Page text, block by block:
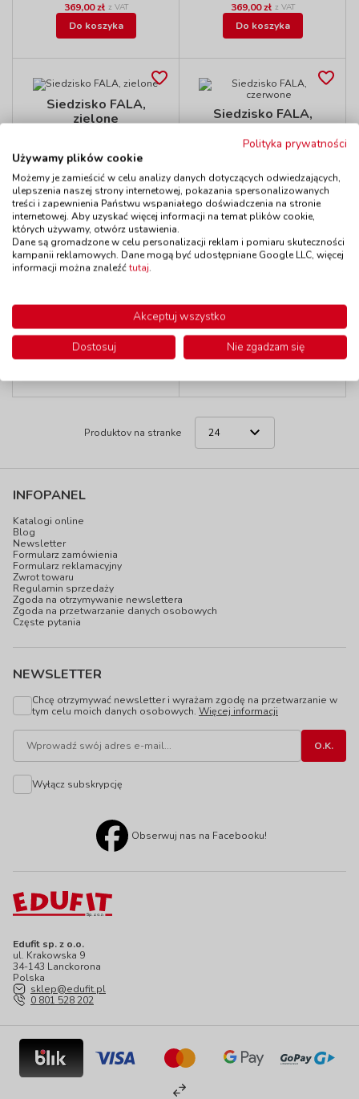
369,00 zł z VAT
Do koszyka
369,00 zł z VAT
Do koszyka
Siedzisko FALA,
zielone
369,00 zł z VAT
Do koszyka
Siedzisko FALA,
czerwone
kod: EDF702303
369,00 zł z VAT
Do koszyka
Dostępnośćdo 7 dni
369,00 zł z VAT
Dostępność
369,00 zł z VAT
Produktov na stranke
Edufit sp. z o.o.
ul. Krakowska 9
34-143 Lanckorona
Polska
sklep@edufit.pl
0 801 528 202
INFOPANEL
Katalogi online
Blog
Newsletter
Formularz zamówienia
Formularz reklamacyjny
Zwrot towaru
Regulamin sprzedaży
Zgoda na otrzymywanie newslettera
Zgoda na przetwarzanie danych osobowych
Częste pytania
NEWSLETTER
Chcę otrzymywać newsletter i wyrażam zgodę na przetwarzanie w
tym celu moich danych osobowych. Więcej informacji
Wyłącz subskrypcję
Obserwuj nas na Facebooku!
Polityka prywatności
Używamy plików cookie
Możemy je zamieścić w celu analizy danych dotyczących odwiedzających,
ulepszenia naszej strony internetowej, pokazania spersonalizowanych
treści i zapewnienia Państwu wspaniałego doświadczenia na stronie
internetowej. Aby uzyskać więcej informacji na temat plików cookie,
których używamy, otwórz ustawienia.
Dane są gromadzone w celu personalizacji reklam i pomiaru skuteczności
kampanii reklamowych. Dane mogą być udostępniane Google LLC, więcej
informacji można znaleźćtutaj.
Akceptuj wszystko
Dostosuj
Nie zgadzam się